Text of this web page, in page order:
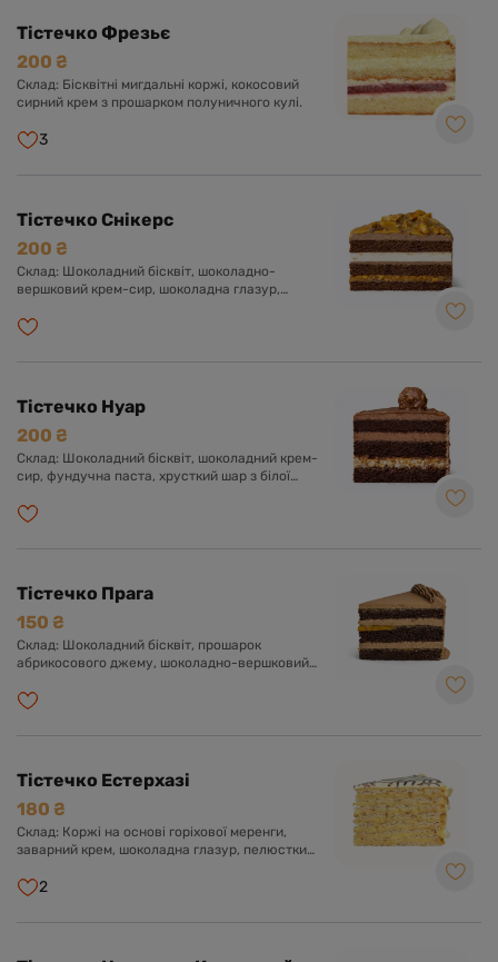
Тістечко Фрезьє
200 ₴
Склад: Бісквітні мигдальні коржі, кокосовий
сирний крем з прошарком полуничного кулі.
3
Тістечко Снікерс
200 ₴
Склад: Шоколадний бісквіт, шоколадно-
вершковий крем-сир, шоколадна глазур,
Тістечко Нуар
200 ₴
Склад: Шоколадний бісквіт, шоколадний крем-
сир, фундучна паста, хрусткий шар з білої
шоколадом і фундуком.
Тістечко Прага
150 ₴
Склад: Шоколадний бісквіт, прошарок
абрикосового джему, шоколадно-вершковий
Тістечко Естерхазі
180 ₴
Склад: Коржі на основі горіхової меренги,
заварний крем, шоколадна глазур, пелюстки
2